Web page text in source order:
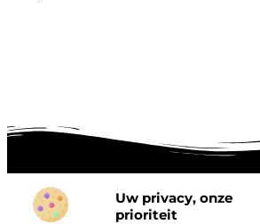
Uw privacy, onze
prioriteit